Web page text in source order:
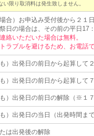
い限り取消料は発生致しません。
合）お申込み受付後から２１
日の場合は、その前の平日17
絡いただいた場合は無料。
トラブルを避けるため、お電話
も）出発日の前日から起算して
も）出発日の前日から起算して
）出発日の前日の解除（※１７
も）出発日の当日（出発時間ま
は出発後の解除